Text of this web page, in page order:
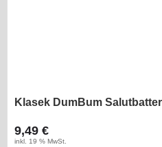
Klasek DumBum
9,49 €
inkl. 19 % MwSt.